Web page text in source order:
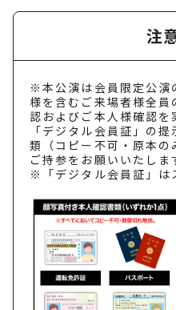
注
※本公演は会員限定公演
様を含むご来場者様全
認およびご本人様確認を
「デジタル会員証」の
類（コピー不可・原本の
ご持参をお願いいたしま
※「デジタル会員証」は